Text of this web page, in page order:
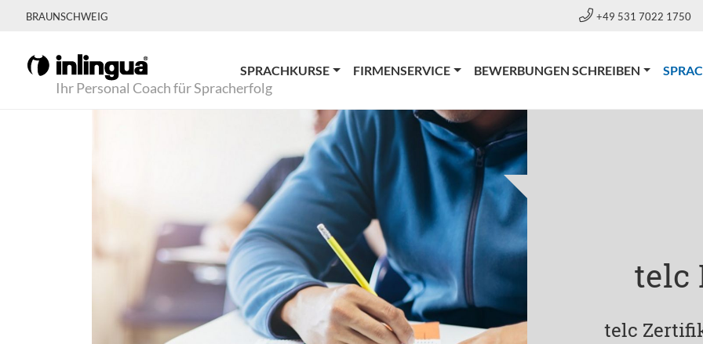
BRAUNSCHWEIG +49 531 7022 1750
Ihr Personal Coach für Spracherfolg
SPRACHKURSE FIRMENSERVICE BEWERBUNGEN SCHREIBEN
telc
telc